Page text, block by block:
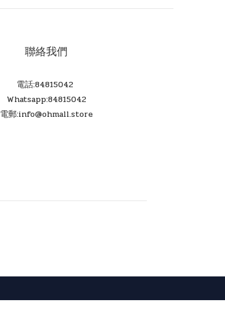
聯絡我們
電話:84815042
Whatsapp:84815042
電郵:info@ohmall.store